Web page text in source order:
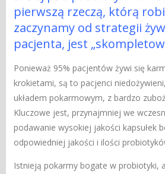
pierwszą rzeczą, którą
zaczynamy od strategii
pacjenta, jest
Ponieważ 95% pacjentów żywi się
krokietami, są to pacjenci
układem pokarmowym, z bardzo
Kluczowe jest, przynajmniej we
podawanie wysokiej jakości kapsułek
odpowiedniej jakości i ilości
Istnieją pokarmy bogate w probiotyki,